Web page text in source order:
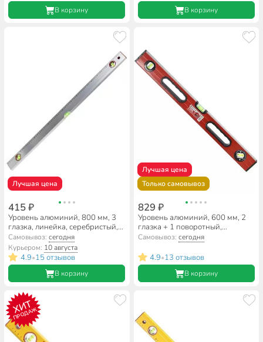
В корзину В корзину
Лучшая цена
415 ₽
Уровень алюминий, 800 мм, 3
глазка, линейка, серебристый,
Bartex, №0004, HJ-88B
Самовывоз:сегодня
Курьером: 10 августа
4.9•15 отзывов
В корзину
Лучшая цена
Только самовывоз
829 ₽
Уровень алюминий, 600 мм, 2
глазка + 1 поворотный,
фрезерованная грань, 2 ручки,
Bartex, №0033, HJ-99B
Самовывоз: сегодня
4.9•13 отзывов
В корзину
ХИТ
ПРОДАЖ